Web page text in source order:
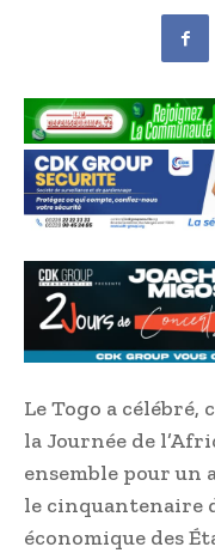
Le Togo a célébré,
la Journée de
ensemble pour un
le cinquantenaire
économique des